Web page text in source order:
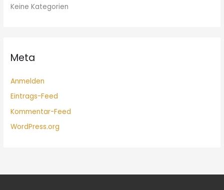
Keine Kategorien
Meta
Anmelden
Eintrags-Feed
Kommentar-Feed
WordPress.org